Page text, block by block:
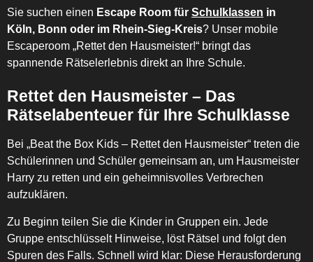
Sie suchen einen Escape Room für Schulklassen in
Köln, Bonn oder im Rhein-Sieg-Kreis? Unser mobile
Escaperoom „Rettet den Hausmeister!“ bringt das
spannende Rätselerlebnis direkt an Ihre Schule.
Rettet den Hausmeister – Das
Rätselabenteuer für Ihre Schulklasse
Bei „Beat the Box Kids – Rettet den Hausmeister“ treten die
Schülerinnen und Schüler gemeinsam an, um Hausmeister
Harry zu retten und ein geheimnisvolles Verbrechen
aufzuklären.
Zu Beginn teilen Sie die Kinder in Gruppen ein. Jede
Gruppe entschlüsselt Hinweise, löst Rätsel und folgt den
Spuren des Falls. Schnell wird klar: Diese Herausforderung